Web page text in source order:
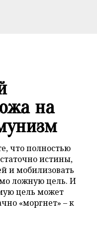
на
что полностью
истины,
и мобилизовать
ложную цель. И
цель может
«моргнет» – к